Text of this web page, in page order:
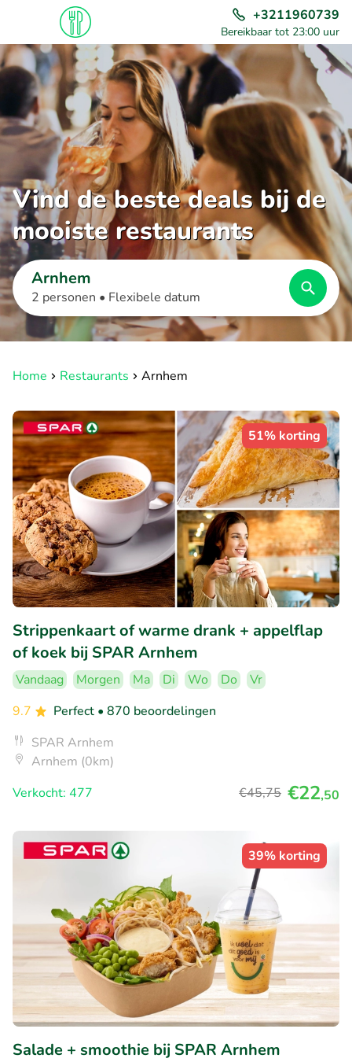
+3211960739
Bereikbaar tot 23:00 uur
Vind de beste deals bij de
mooiste restaurants
Arnhem
2 personen • Flexibele datum
Home Restaurants Arnhem
51% korting
Strippenkaart of warme drank + appelflap
of koek bij SPAR Arnhem
Vandaag Morgen Ma Di Wo Do
Vr
9.7
Perfect • 870 beoordelingen
SPAR Arnhem
Arnhem (0km)
Verkocht: 477
€45,75 €22,50
39% korting
Salade + smoothie bij SPAR Arnhem